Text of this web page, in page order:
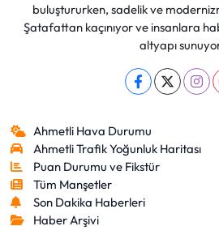
buluştururken, sadelik ve
Şatafattan kaçınıyor ve insanlara
altyapı
Ahmetli Hava Durumu
Ahmetli Trafik Yoğunluk Haritası
Puan Durumu ve Fikstür
Tüm Manşetler
Son Dakika Haberleri
Haber Arşivi